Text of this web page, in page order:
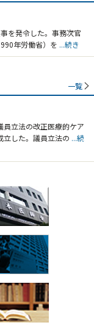
を発令した。事務次官
年労働省）を ...続き
一覧
立法の改正医療的ケア
立した。議員立法の ...続